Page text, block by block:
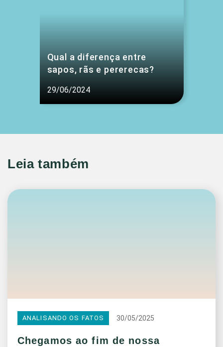
Qual a diferença entre
sapos, rãs e pererecas?
29/06/2024
Leia também
ANALISANDO OS FATOS 30/05/2025
Chegamos ao fim de nossa